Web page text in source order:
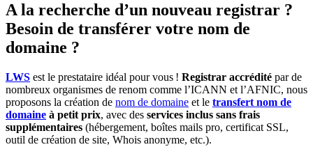
A la recherche d’un nouveau registrar ?
Besoin de transférer votre nom de
domaine ?
LWS est le prestataire idéal pour vous ! Registrar accrédité par de
nombreux organismes de renom comme l’ICANN et l’AFNIC, nous
proposons la création de nom de domaine et le transfert nom de
domaine à petit prix, avec des services inclus sans frais
supplémentaires (hébergement, boîtes mails pro, certificat SSL,
outil de création de site, Whois anonyme, etc.).